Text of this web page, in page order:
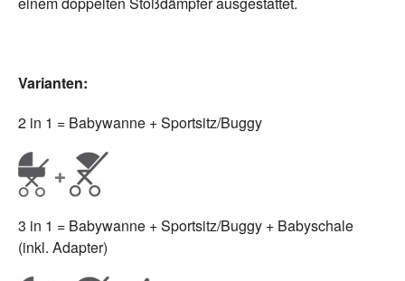
Varianten:
2 in 1 = Babywanne + Sportsitz/Buggy
3 in 1 = Babywanne + Sportsitz/Buggy + Babyschale
(inkl. Adapter)